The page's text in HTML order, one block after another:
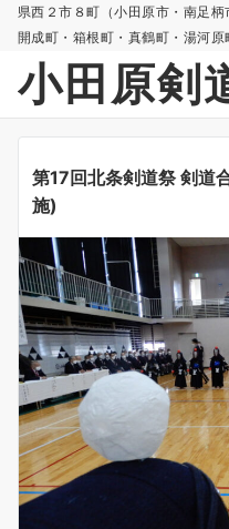
県西２市８町（小田原市・南足
開成町・箱根町・真鶴町・湯河原
小田原剣
第17回北条剣道祭 剣
施)